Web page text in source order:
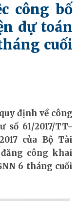
công bố
dự toán
cuối
định về công
61/2017/TT-
của Bộ Tài
công khai
6 tháng cuối